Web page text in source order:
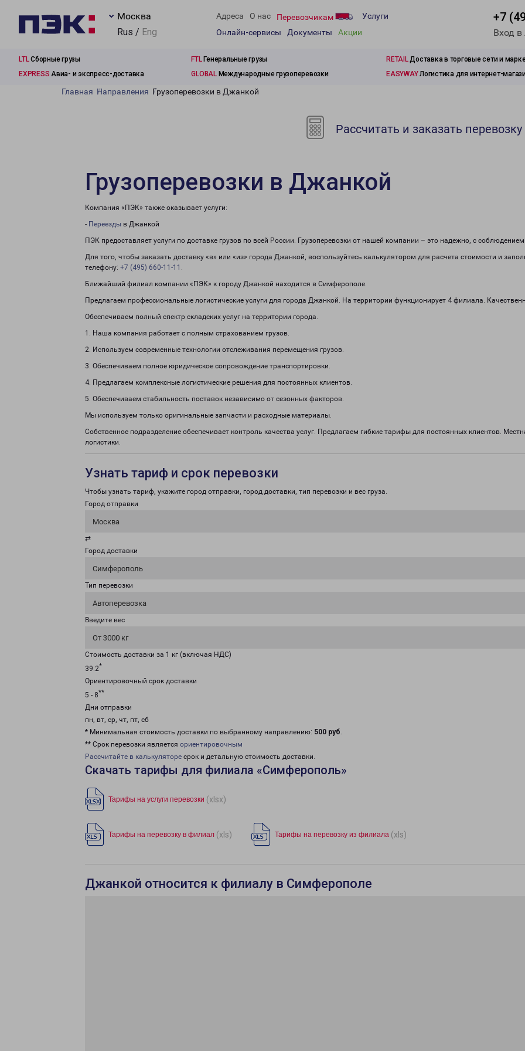
Москва
Rus / Eng
Адреса О нас Перевозчикам
Услуги
Онлайн-сервисы
Документы Акции
+7
Вход
LTLСборные грузы FTLГенеральные грузы RETAILДоставка в торговые сети и
EXPRESS Авиа- и экспресс-доставка GLOBALМеждународные грузоперевозки EASYWAYЛогистика для интернет-
Главная Направления Грузоперевозки в Джанкой
Рассчитать и заказать перевозку
Грузоперевозки в Джанкой
Компания «ПЭК» также оказывает услуги:
- Переезды в Джанкой
ПЭК предоставляет услуги по доставке грузов по всей России. Грузоперевозки от нашей компании – это надежно, с
Для того, чтобы заказать доставку «в» или «из» города Джанкой, воспользуйтесь калькулятором для расчета стоимости и
телефону: +7 (495) 660-11-11 .
Ближайший филиал компании «ПЭК» к городу Джанкой находится в Симферополе.
Предлагаем профессиональные логистические услуги для города Джанкой. На территории функционирует 4 филиала.
Обеспечиваем полный спектр складских услуг на территории города.
1. Наша компания работает с полным страхованием грузов.
2. Используем современные технологии отслеживания перемещения грузов.
3. Обеспечиваем полное юридическое сопровождение транспортировки.
4. Предлагаем комплексные логистические решения для постоянных клиентов.
5. Обеспечиваем стабильность поставок независимо от сезонных факторов.
Мы используем только оригинальные запчасти и расходные материалы.
Собственное подразделение обеспечивает контроль качества услуг. Предлагаем гибкие тарифы для постоянных клиентов.
логистики.
Узнать тариф и срок перевозки
Чтобы узнать тариф, укажите город отправки, город доставки, тип перевозки и вес груза.
Город отправки
Москва
⇄
Город доставки
Симферополь
Тип перевозки
Автоперевозка
Введите вес
От 3000 кг
Стоимость доставки за 1 кг (включая НДС)
39.2*
Ориентировочный срок доставки
5 - 8**
Дни отправки
пн, вт, ср, чт, пт, сб
* Минимальная стоимость доставки по выбранному направлению: 500 руб.
** Срок перевозки является ориентировочным
Рассчитайте в калькуляторе срок и детальную стоимость доставки.
Скачать тарифы для филиала «Симферополь»
Тарифы на услуги перевозки (xlsx)
Тарифы на перевозку в филиал (xls) Тарифы на перевозку из филиала (xls)
Джанкой относится к филиалу в Симферополе